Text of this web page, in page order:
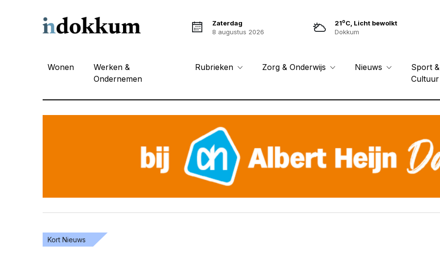
Zaterdag
8 augustus 2026
21oC, Licht bewolkt
Dokkum
Wonen
Werken &
Ondernemen
Rubrieken Zorg & Onderwijs Nieuws
Sport &
Cultuur
Kort Nieuws